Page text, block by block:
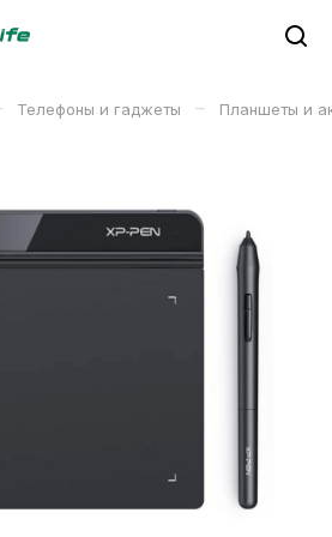
Телефоны и гаджеты – Планшеты и